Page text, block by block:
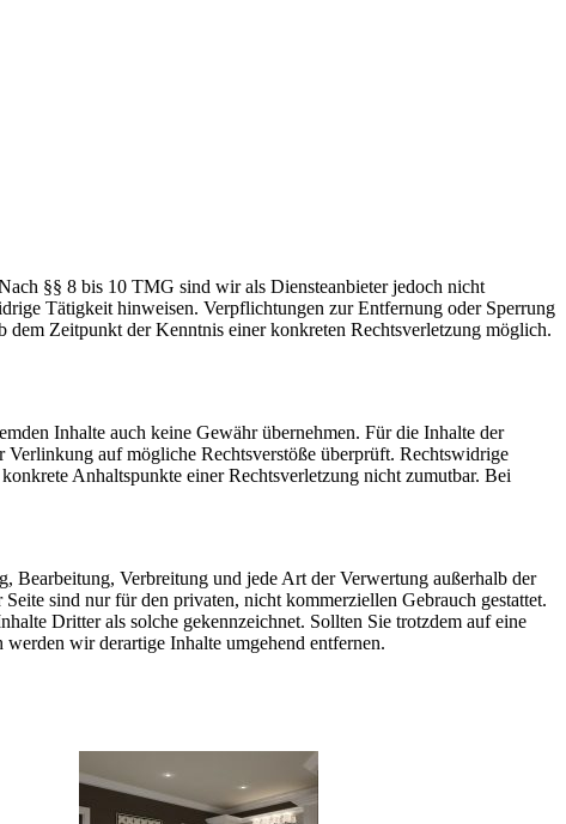
§§ 8 bis 10 TMG sind wir als Diensteanbieter jedoch nicht
Tätigkeit hinweisen. Verpflichtungen zur Entfernung oder Sperrung
Zeitpunkt der Kenntnis einer konkreten Rechtsverletzung möglich.
Inhalte auch keine Gewähr übernehmen. Für die Inhalte der
auf mögliche Rechtsverstöße überprüft. Rechtswidrige
Anhaltspunkte einer Rechtsverletzung nicht zumutbar. Bei
Bearbeitung, Verbreitung und jede Art der Verwertung außerhalb der
sind nur für den privaten, nicht kommerziellen Gebrauch gestattet.
Dritter als solche gekennzeichnet. Sollten Sie trotzdem auf eine
wir derartige Inhalte umgehend entfernen.